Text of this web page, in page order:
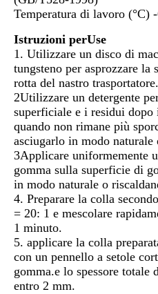
Temperatura di lavoro (°C)
Istruzioni perUse
1. Utilizzare un disco di
tungsteno per asprozzare la
rotta del nastro trasportatore.
2Utilizzare un detergente
superficiale e i residui
quando non rimane più
asciugarlo in modo naturale
3Applicare uniformemente
gomma sulla superficie di
in modo naturale o
4. Preparare la colla
= 20: 1 e mescolare
1 minuto.
5. applicare la colla
con un pennello a setole
gomma.e lo spessore totale
entro 2 mm.